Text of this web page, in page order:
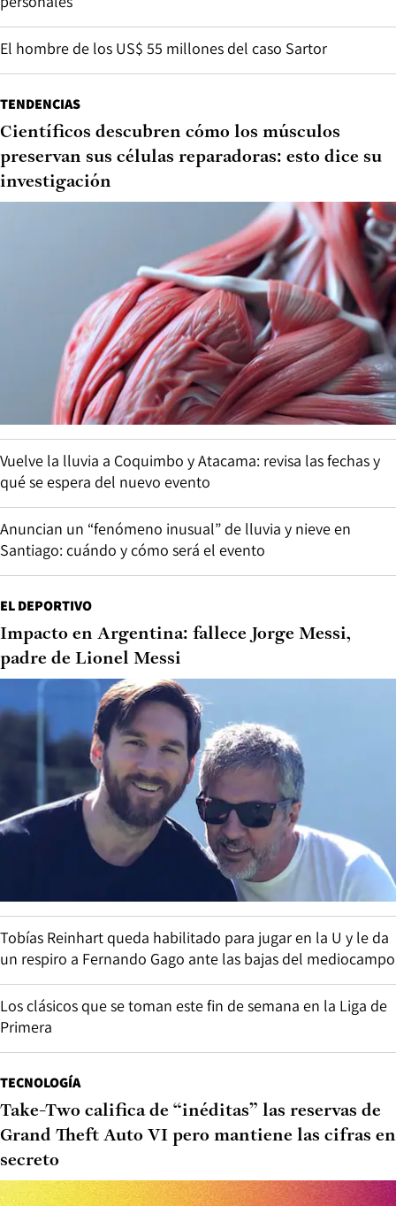
El hombre de los US$ 55 millones del caso Sartor
TENDENCIAS
Científicos descubren cómo los músculos
preservan sus células reparadoras: esto dice su
investigación
Vuelve la lluvia a Coquimbo y Atacama: revisa las fechas y
qué se espera del nuevo evento
Anuncian un “fenómeno inusual” de lluvia y nieve en
Santiago: cuándo y cómo será el evento
EL DEPORTIVO
Impacto en Argentina: fallece Jorge Messi,
padre de Lionel Messi
Tobías Reinhart queda habilitado para jugar en la U y le da
un respiro a Fernando Gago ante las bajas del mediocampo
Los clásicos que se toman este fin de semana en la Liga de
Primera
TECNOLOGÍA
Take-Two califica de “inéditas” las reservas de
Grand Theft Auto VI pero mantiene las cifras en
secreto